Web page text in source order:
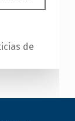
de